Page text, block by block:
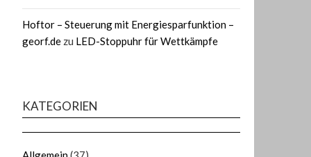
Hoftor – Steuerung mit Energiesparfunktion –
georf.de zu LED-Stoppuhr für Wettkämpfe
KATEGORIEN